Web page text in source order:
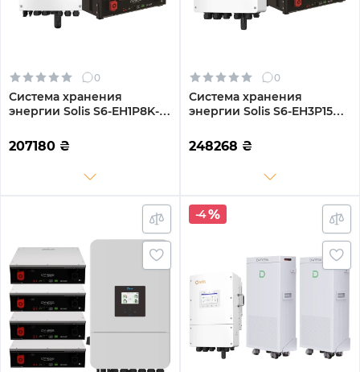
0
Система хранения
энергии Solis S6-EH1P8K-L-
20.48kWh 4BAT LiFePO4
6000 циклов
207180 ₴
0
Система хранения
энергии Solis S6-EH3P15K-
20.48kWh 4BAT LiFePO4
6000 циклов
248268 ₴
-4